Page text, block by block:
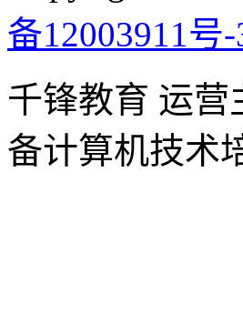
备12003911号-
千锋教育 运
备计算机技术